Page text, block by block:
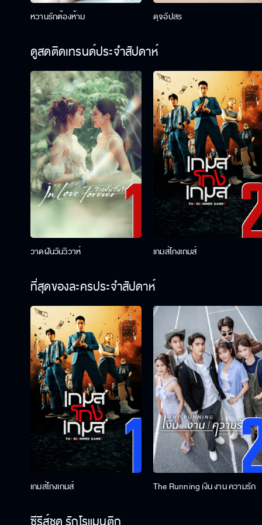
หวานรักต้องห้าม ดุจอัปสร
ดูสดติดเทรนด์ประจำสัปดาห์
วาดฝันวันวิวาห์ เกมส์โกงเกมส์
ที่สุดของละครประจำสัปดาห์
เกมส์โกงเกมส์ The Running เงิน งาน ความรัก